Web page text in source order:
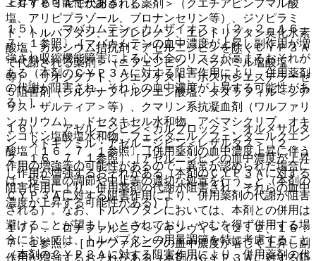
＜ＣＹＰ３Ａで代謝される薬剤＞（クエチアピンフマル酸
塩、アリピプラゾール、ブロナンセリン等）、ジソピラミ
ド、トルバプタン、エプレレノン、エレトリプタン臭化水素
酸塩、カルシウム拮抗剤＜アゼルニジピンを除くＣＹＰ３Ａ
で代謝される薬剤＞（ニフェジピン、ベラパミル塩酸塩
等）、リオシグアト、ジエノゲスト、ホスホジエステラーゼ
５阻害剤（シルデナフィルクエン酸塩、タダラフィル＜シア
リス・ザルティア＞等）、クマリン系抗凝血剤（ワルファリ
ンカリウム）、ドセタキセル水和物、アベマシクリブ、オキ
シコドン塩酸塩水和物、フェンタニル／フェンタニルクエン
酸塩〔１６．７．１参照〕［併用薬剤の血中濃度上昇に伴う
作用の増強等の可能性があるので、異常が認められた場合に
は、投与量の調節や中止等の適切な処置を行うこと（本剤の
ＣＹＰ３Ａに対する阻害作用により、併用薬剤の代謝が阻害
される）。なお、トルバプタンにおいては、本剤との併用は
避けることが望ましいとされており、やむを得ず併用する場
合においては、トルバプタンの用量調節を特に考慮すること
（本剤のＣＹＰ３Ａに対する阻害作用により、併用薬剤の代
上昇する可能性がある）］。
１５）． マバカムテン＜カムザイオス＞〔２．２、１６．
７．１参照〕［マバカムテンの血中濃度が上昇し副作用が増
強され収縮機能障害による心不全のリスクが高まるおそれが
ある（本剤のＣＹＰ３Ａに対する阻害作用により、併用薬剤
の代謝が阻害され、それらの血中濃度が上昇する可能性があ
る）］。
１６）． アゼルニジピン＜カルブロック＞、オルメサルタ
ン メドキソミル・アゼルニジピン＜レザルタス＞〔２．
２、１６．７．１参照〕［アゼルニジピンの血中濃度が上昇
し作用が増強するおそれがある（本剤のＣＹＰ３Ａに対する
阻害作用により、併用薬剤の代謝が阻害され、それらの血中
濃度が上昇する可能性がある）］。
１７）． ロナファルニブ＜ゾキンヴィ＞〔２．２、１６．
７．１参照〕［ロナファルニブの血中濃度が著しく上昇し副
作用が増強するおそれがある（本剤のＣＹＰ３Ａに対する阻